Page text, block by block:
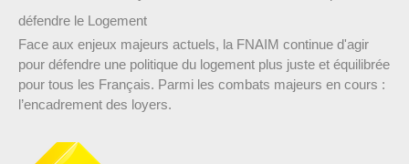
défendre le Logement
Face aux enjeux majeurs actuels, la FNAIM continue d'agir
pour défendre une politique du logement plus juste et équilibrée
pour tous les Français. Parmi les combats majeurs en cours :
l’encadrement des loyers.